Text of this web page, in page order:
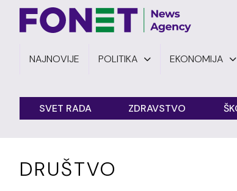
NAJNOVIJE POLITIKA EKONOMIJA
SVET RADA ZDRAVSTVO
DRUŠTVO